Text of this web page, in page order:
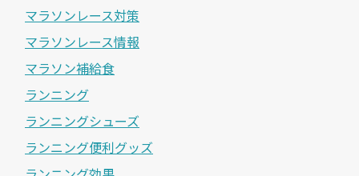
マラソンレース対策
マラソンレース情報
マラソン補給食
ランニング
ランニングシューズ
ランニング便利グッズ